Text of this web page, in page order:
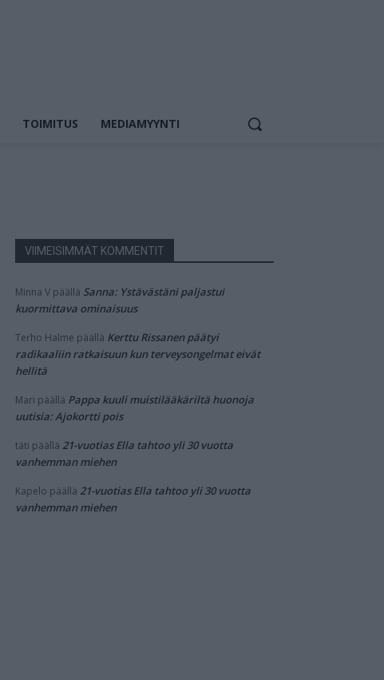
TOIMITUS MEDIAMYYNTI
VIIMEISIMMÄT KOMMENTIT
Minna V päällä Sanna: Ystävästäni paljastui
kuormittava ominaisuus
Terho Halme päällä Kerttu Rissanen päätyi
radikaaliin ratkaisuun kun terveysongelmat eivät
hellitä
Mari päällä Pappa kuuli muistilääkäriltä huonoja
uutisia: Ajokortti pois
täti päällä 21-vuotias Ella tahtoo yli 30 vuotta
vanhemman miehen
Kapelo päällä 21-vuotias Ella tahtoo yli 30 vuotta
vanhemman miehen